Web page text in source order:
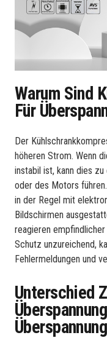
Warum Sind
Für
Der
höheren Strom. Wenn
instabil ist, kann dies
oder des Motors
in der Regel mit
Bildschirmen
reagieren
Schutz unzureichend,
Fehlermeldungen und
Unterschied